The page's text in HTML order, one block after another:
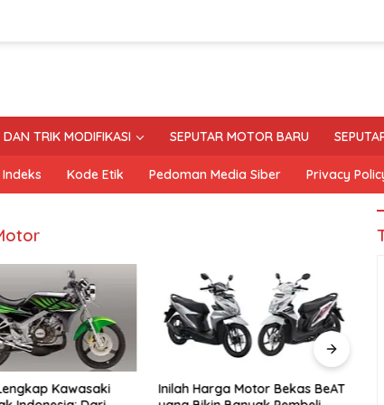
DAN TRIK MODIFIKASI SEPUTAR MOTOR BARU
Indeks Kode Etik Pedoman Media Siber Privacy
Kawasaki
Inilah Harga Motor Bekas BeAT